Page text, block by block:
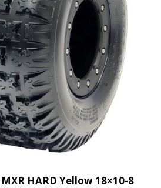
MXR HARD Yellow 18×10-8